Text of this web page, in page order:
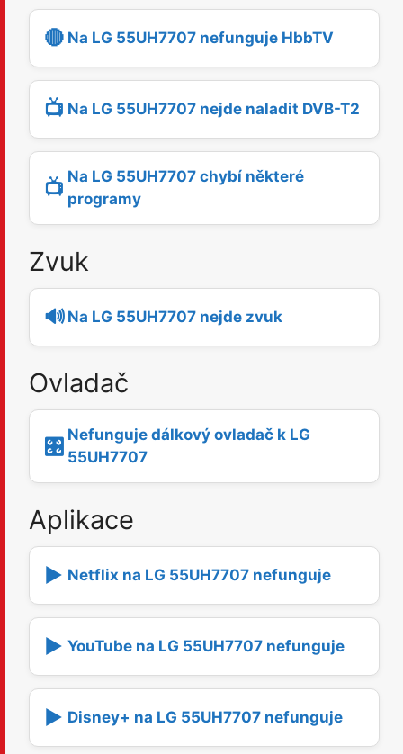
🔴 Na LG 55UH7707 nefunguje HbbTV
📺 Na LG 55UH7707 nejde naladit DVB-T2
📺 Na LG 55UH7707 chybí některé
programy
Zvuk
🔊 Na LG 55UH7707 nejde zvuk
Ovladač
🎛️ Nefunguje dálkový ovladač k LG
55UH7707
Aplikace
▶️ Netflix na LG 55UH7707 nefunguje
▶️ YouTube na LG 55UH7707 nefunguje
▶️ Disney+ na LG 55UH7707 nefunguje